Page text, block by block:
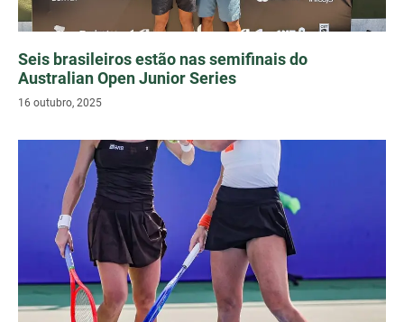
Seis brasileiros estão nas semifinais do
Australian Open Junior Series
16 outubro, 2025